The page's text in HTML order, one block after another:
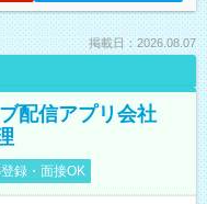
掲載日：2026.08.07
配信アプリ会社
録・面接OK